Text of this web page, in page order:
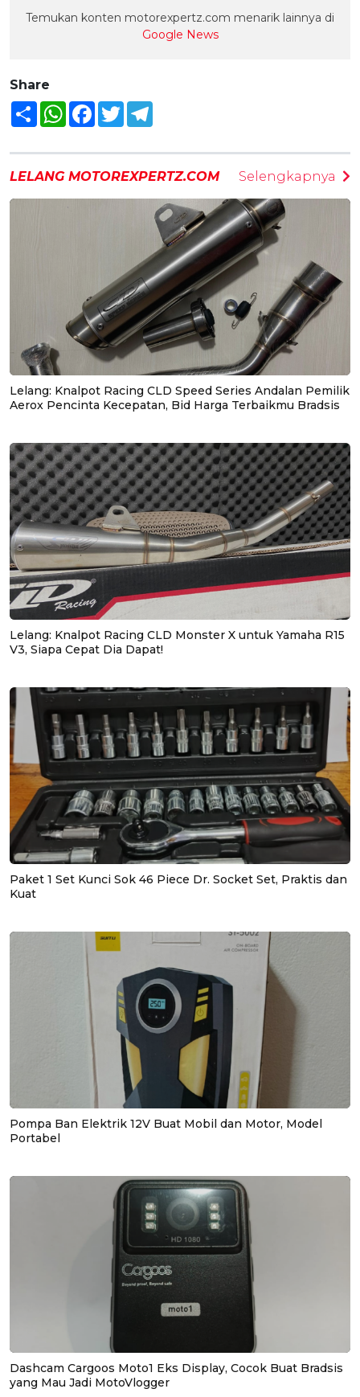
Temukan konten motorexpertz.com menarik lainnya di
Google News
Share
Share WhatsAppFacebook
Twitter
LELANG MOTOREXPERTZ.COM Selengkapnya
Lelang: Knalpot Racing CLD Speed Series Andalan Pemilik
Aerox Pencinta Kecepatan, Bid Harga Terbaikmu Bradsis
Lelang: Knalpot Racing CLD Monster X untuk Yamaha R15
V3, Siapa Cepat Dia Dapat!
Paket 1 Set Kunci Sok 46 Piece Dr. Socket Set, Praktis dan
Kuat
Pompa Ban Elektrik 12V Buat Mobil dan Motor, Model
Portabel
Dashcam Cargoos Moto1 Eks Display, Cocok Buat Bradsis
yang Mau Jadi MotoVlogger